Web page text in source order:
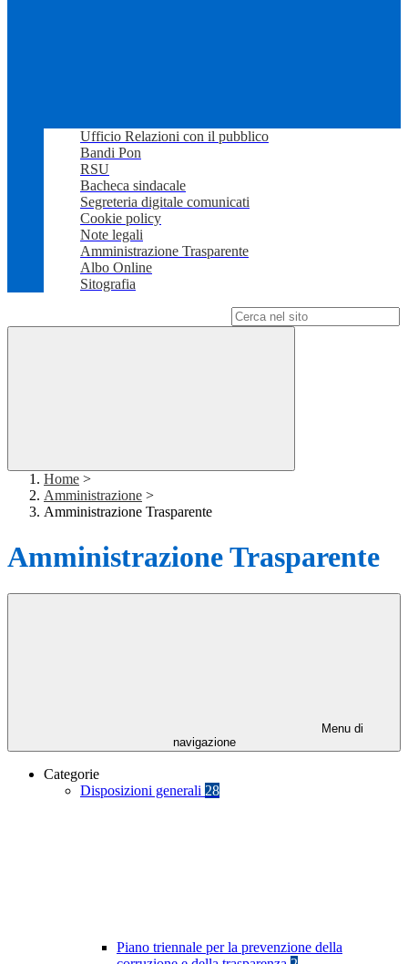
Ufficio Relazioni con il pubblico
Bandi Pon
RSU
Bacheca sindacale
Segreteria digitale comunicati
Cookie policy
Note legali
Amministrazione Trasparente
Albo Online
Sitografia
Home >
Amministrazione >
Amministrazione Trasparente
Amministrazione Trasparente
Menu di
navigazione
Categorie
Disposizioni generali 28
Piano triennale per la prevenzione della